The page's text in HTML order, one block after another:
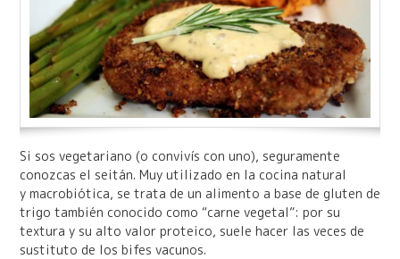
Si sos vegetariano (o convivís con uno), seguramente
conozcas el seitán. Muy utilizado en la cocina natural
y macrobiótica, se trata de un alimento a base de gluten de
trigo también conocido como “carne vegetal”: por su
textura y su alto valor proteico, suele hacer las veces de
sustituto de los bifes vacunos.